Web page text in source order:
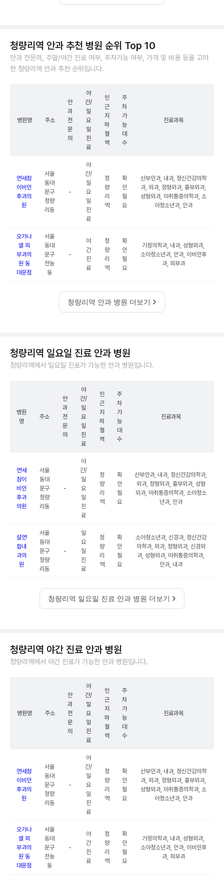
청량리역 안과 추천 병원 순위 Top 10
안과 전문의, 주말/야간 진료 여부, 주차가능 여부, 가격 및 비용 등을 고려
한 청량리역 안과 추천 순위입니다.
병원명 주소
안
과
전
문
의
야
간/
일
요
일
진
료
인
근
지
하
철
역
주
차
가
능
대
수
진료과목
연세참
이비인
후과의
원
서울
동대
문구
청량
리동
-
야
간/
일
요
일
진
료
청
량
리
역
확
인
필
요
산부인과, 내과, 정신건강의학
과, 외과, 정형외과, 흉부외과,
성형외과, 마취통증의학과, 소
아청소년과, 안과
오가나
셀 피
부과의
원 동
대문점
서울
동대
문구
전농
동
-
야
간
진
료
청
량
리
역
확
인
필
요
가정의학과, 내과, 성형외과,
소아청소년과, 안과, 이비인후
과, 피부과
청량리역 안과 병원 더보기
청량리역 일요일 진료 안과 병원
청량리역에서 일요일 진료가 가능한 안과 병원입니다.
병원
명
주소
안
과
전
문
의
야
간/
일
요
일
진
료
인
근
지
하
철
역
주
차
가
능
대
수
진료과목
연세
참이
비인
후과
의원
서울
동대
문구
청량
리동
-
야
간/
일
요
일
진
료
청
량
리
역
확
인
필
요
산부인과, 내과, 정신건강의학과,
외과, 정형외과, 흉부외과, 성형
외과, 마취통증의학과, 소아청소
년과, 안과
설연
합내
과의
원
서울
동대
문구
청량
리동
-
일
요
일
진
료
청
량
리
역
확
인
필
요
소아청소년과, 신경과, 정신건강
의학과, 외과, 정형외과, 신경외
과, 성형외과, 마취통증의학과,
안과, 내과
청량리역 일요일 진료 안과 병원 더보기
청량리역 야간 진료 안과 병원
청량리역에서 야간 진료가 가능한 안과 병원입니다.
병원명 주소
안
과
전
문
의
야
간/
일
요
일
진
료
인
근
지
하
철
역
주
차
가
능
대
수
진료과목
연세참
이비인
후과의
원
서울
동대
문구
청량
리동
-
야
간/
일
요
일
진
료
청
량
리
역
확
인
필
요
산부인과, 내과, 정신건강의학
과, 외과, 정형외과, 흉부외과,
성형외과, 마취통증의학과, 소
아청소년과, 안과
오가나
셀 피
부과의
원 동
대문점
서울
동대
문구
전농
동
-
야
간
진
료
청
량
리
역
확
인
필
요
가정의학과, 내과, 성형외과,
소아청소년과, 안과, 이비인후
과, 피부과